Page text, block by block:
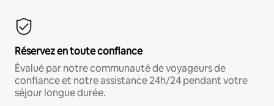
Réservez en toute confiance
Évalué par notre communauté de voyageurs de
confiance et notre assistance 24h/24 pendant votre
séjour longue durée.